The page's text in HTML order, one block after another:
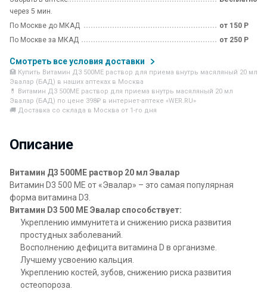
через 5 мин.
По Москве до МКАД
от 150 Р
По Москве за МКАД
от 250 Р
Смотреть все условия доставки
🏥 Купить Витамин Д3 500МЕ раствор для приема внутрь масяляный 20 мл
Эвалар (БАД) в наших аптеках в Москва
💊 Витамин Д3 500МЕ раствор для приема внутрь масяляный 20 мл
Эвалар (БАД) по цене 398₽ в интернет-аптеке «WER.RU»
🚚 Доставка со склада в Москва от 1-го дня
Описание
Витамин Д3 500МЕ раствор 20 мл Эвалар
Витамин D3 500 МЕ от «Эвалар» – это самая популярная
форма витамина D3.
Витамин D3 500 МЕ Эвалар способствует:
Укреплению иммунитета и снижению риска развития
простудных заболеваний.
Восполнению дефицита витамина D в организме.
Лучшему усвоению кальция.
Укреплению костей, зубов, снижению риска развития
остеопороза.